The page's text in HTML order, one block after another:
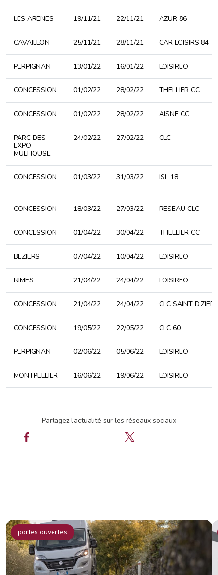
LES ARENES 19/11/21 22/11/21 AZUR 86
CAVAILLON 25/11/21 28/11/21 CAR LOISIRS 84
PERPIGNAN 13/01/22 16/01/22 LOISIREO
CONCESSION 01/02/22 28/02/22 THELLIER CC
CONCESSION 01/02/22 28/02/22 AISNE CC
PARC DES
EXPO
MULHOUSE
24/02/22 27/02/22 CLC
CONCESSION 01/03/22 31/03/22 ISL 18
CONCESSION 18/03/22 27/03/22 RESEAU CLC
CONCESSION 01/04/22 30/04/22 THELLIER CC
BEZIERS 07/04/22 10/04/22 LOISIREO
NIMES 21/04/22 24/04/22 LOISIREO
CONCESSION 21/04/22 24/04/22 CLC SAINT DIZIER
CONCESSION 19/05/22 22/05/22 CLC 60
PERPIGNAN 02/06/22 05/06/22 LOISIREO
MONTPELLIER 16/06/22 19/06/22 LOISIREO
Partagez l’actualité sur les réseaux sociaux
portes ouvertes